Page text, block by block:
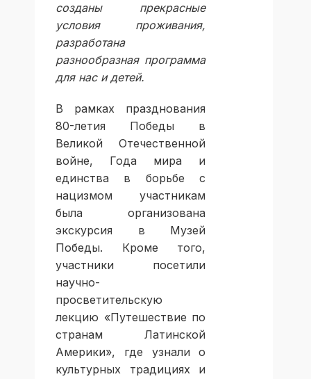
созданы прекрасные
условия проживания,
разработана
разнообразная программа
для нас и детей.
В рамках празднования
80-летия Победы в
Великой Отечественной
войне, Года мира и
единства в борьбе с
нацизмом участникам
была организована
экскурсия в Музей
Победы. Кроме того,
участники посетили
научно-
просветительскую
лекцию «Путешествие по
странам Латинской
Америки», где узнали о
культурных традициях и